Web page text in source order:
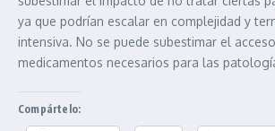
ya que podrían escalar en complejidad y
intensiva. No se puede subestimar el
medicamentos necesarios para las
Compártelo: